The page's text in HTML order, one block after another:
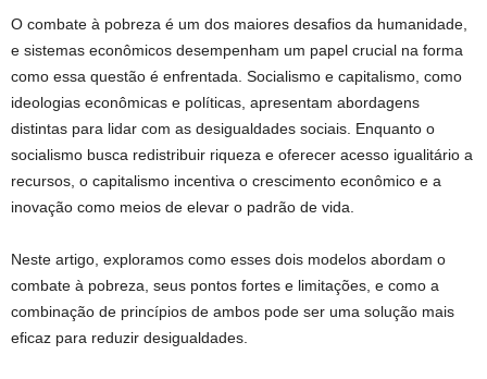
O combate à pobreza é um dos maiores desafios da humanidade,
e sistemas econômicos desempenham um papel crucial na forma
como essa questão é enfrentada. Socialismo e capitalismo, como
ideologias econômicas e políticas, apresentam abordagens
distintas para lidar com as desigualdades sociais. Enquanto o
socialismo busca redistribuir riqueza e oferecer acesso igualitário a
recursos, o capitalismo incentiva o crescimento econômico e a
inovação como meios de elevar o padrão de vida.
Neste artigo, exploramos como esses dois modelos abordam o
combate à pobreza, seus pontos fortes e limitações, e como a
combinação de princípios de ambos pode ser uma solução mais
eficaz para reduzir desigualdades.